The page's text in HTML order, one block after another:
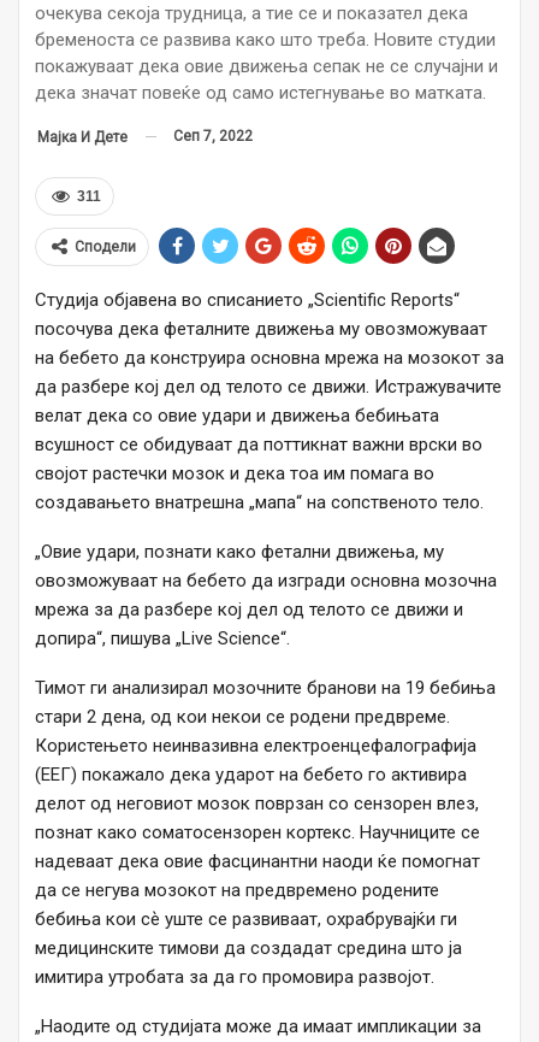
очекува секоја трудница, а тие се и показател дека
бременоста се развива како што треба. Новите студии
покажуваат дека овие движења сепак не се случајни и
дека значат повеќе од само истегнување во матката.
Мајка И Дете Сеп 7, 2022
311
Сподели
Студија објавена во списанието „Scientific Reports“
посочува дека феталните движења му овозможуваат
на бебето да конструира основна мрежа на мозокот за
да разбере кој дел од телото се движи. Истражувачите
велат дека со овие удари и движења бебињата
всушност се обидуваат да поттикнат важни врски во
својот растечки мозок и дека тоа им помага во
создавањето внатрешна „мапа“ на сопственото тело.
„Овие удари, познати како фетални движења, му
овозможуваат на бебето да изгради основна мозочна
мрежа за да разбере кој дел од телото се движи и
допира“, пишува „Live Science“.
Тимот ги анализирал мозочните бранови на 19 бебиња
стари 2 дена, од кои некои се родени предвреме.
Користењето неинвазивна електроенцефалографија
(ЕЕГ) покажало дека ударот на бебето го активира
делот од неговиот мозок поврзан со сензорен влез,
познат како соматосензорен кортекс. Научниците се
надеваат дека овие фасцинантни наоди ќе помогнат
да се негува мозокот на предвремено родените
бебиња кои сѐ уште се развиваат, охрабрувајќи ги
медицинските тимови да создадат средина што ја
имитира утробата за да го промовира развојот.
„Наодите од студијата може да имаат импликации за